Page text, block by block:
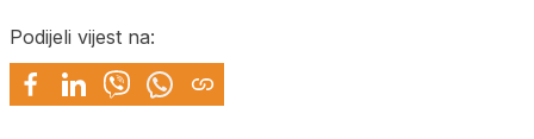
Podijeli vijest na: